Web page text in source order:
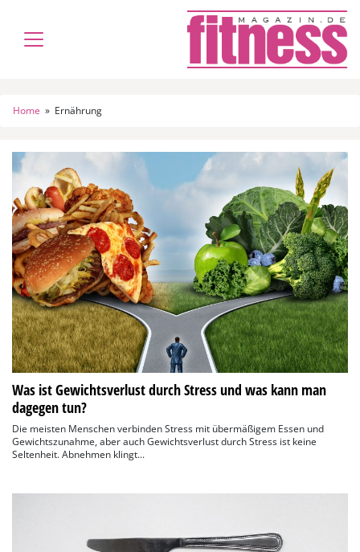
Home » Ernährung
Was ist Gewichtsverlust durch Stress und was kann man
dagegen tun?
Die meisten Menschen verbinden Stress mit übermäßigem Essen und
Gewichtszunahme, aber auch Gewichtsverlust durch Stress ist keine
Seltenheit. Abnehmen klingt...